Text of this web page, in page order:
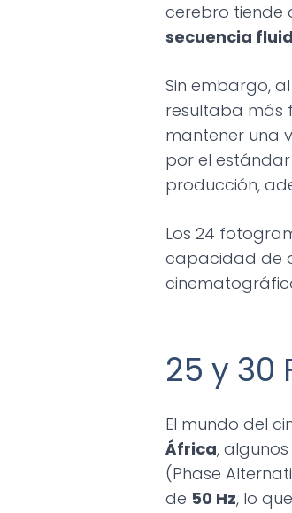
cerebro tiende
secuencia
Sin embargo,
resultaba más
mantener una
por el
producción,
Los 24
capacidad de
25 y 30
El mundo del
África, algunos
(Phase
de 50 Hz, lo